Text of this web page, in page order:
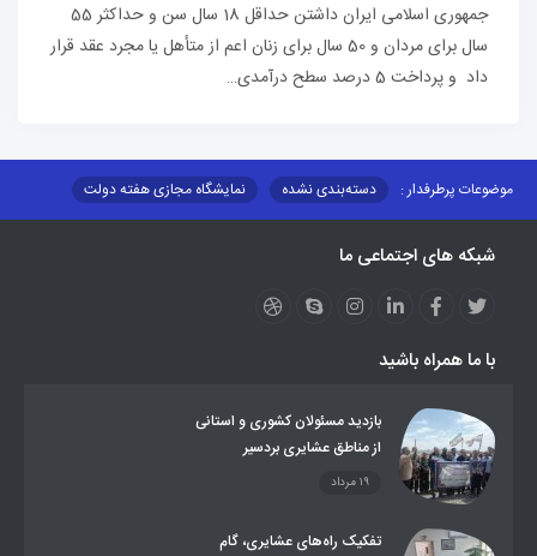
جمهوری اسلامی ایران داشتن حداقل 18 سال سن و حداکثر 55
سال برای مردان و 50 سال برای زنان اعم از متأهل یا مجرد عقد قرار
داد و پرداخت 5 درصد سطح درآمدی…
موضوعات پرطرفدار : دسته‌بندی نشده
نمایشگاه مجازی هفته دولت
مزایدات و مناقصات
محتوای کانون توسعه
عملکردها
عشایر استان
طرح و برنامه
روند ساماندهی عشایر داوطلب اسکان
تشکیلات اداری
شبکه های اجتماعی ما
با ما همراه باشید
بازدید مسئولان کشوری و استانی
از مناطق عشایری بردسیر
۱۹ مرداد
تفکیک راه‌های عشایری، گام